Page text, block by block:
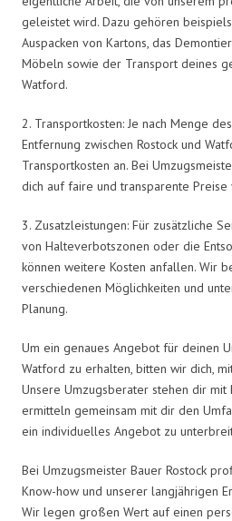
geleistet wird. Dazu gehören
Auspacken von Kartons, das
Möbeln sowie der Transport deines
Watford.
2. Transportkosten: Je nach Menge
Entfernung zwischen Rostock und
Transportkosten an. Bei
dich auf faire und transparente Preise
3. Zusatzleistungen: Für zusätzliche
von Halteverbotszonen oder die
können weitere Kosten anfallen. Wir
verschiedenen Möglichkeiten und
Planung.
Um ein genaues Angebot für deinen
Watford zu erhalten, bitten wir dich,
Unsere Umzugsberater stehen dir mit
ermitteln gemeinsam mit dir den
ein individuelles Angebot zu
Bei Umzugsmeister Bauer Rostock
Know-how und unserer langjährigen
Wir legen großen Wert auf einen